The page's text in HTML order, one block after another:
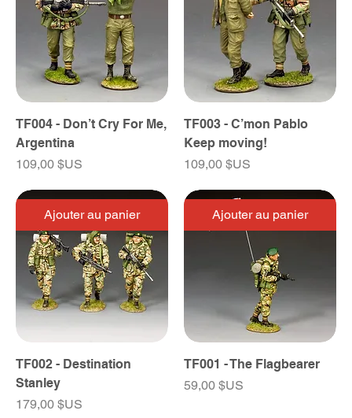
TF004 - Don’t Cry For Me,
Argentina
Prix
109,00 $US
TF003 - C’mon Pablo
Keep moving!
Prix
109,00 $US
Ajouter au panier
TF002 - Destination
Stanley
Prix
179,00 $US
Ajouter au panier
TF001 - The Flagbearer
Prix
59,00 $US